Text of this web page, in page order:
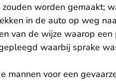
worden gemaakt;
in de auto op weg
van de wijze waarop
waarbij sprake
mannen voor een